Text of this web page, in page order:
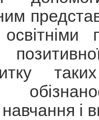
навчання і